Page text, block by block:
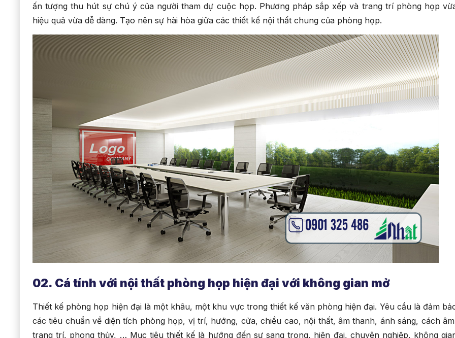
ấn tượng thu hút sự chú ý của người tham dự cuộc họp. Phương pháp sắp xếp và trang trí phòng họp
hiệu quả vừa dễ dàng. Tạo nên sự hài hòa giữa các thiết kế nội thất chung của phòng họp.
02. Cá tính với nội thất phòng họp hiện đại với không gian mở
Thiết kế phòng họp hiện đại là một khâu, một khu vực trong thiết kế văn phòng hiện đại. Yêu cầu là đảm
các tiêu chuẩn về diện tích phòng họp, vị trí, hướng, cửa, chiều cao, nội thất, âm thanh, ánh sáng, cách
trang trí, phong thủy, … Mục tiêu thiết kế là hướng đến sự sang trọng, hiện đại, chuyên nghiệp, không